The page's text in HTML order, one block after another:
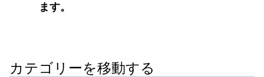
ます。
カテゴリーを移動する